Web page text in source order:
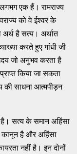
लगभग एक हैं। रामराज्य
को वे ईश्वर के
है सत्य। अर्थात
करते हुए गांधी जी
जो अनुभव करता है
किया जा सकता
साधना आत्मपीड़न
है। सत्य के समान अहिंसा
कानून है और अहिंसा
नहीं है। इन दोनों